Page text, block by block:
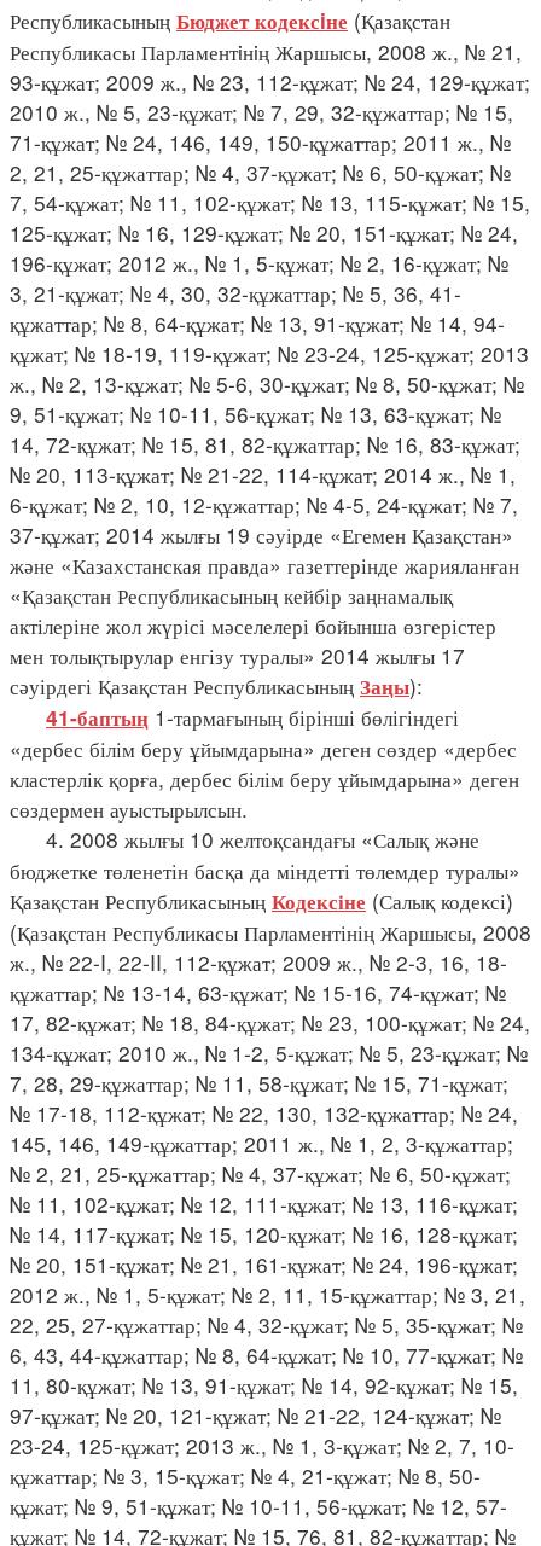
Республикасының Бюджет кодексiне (Қазақстан
Республикасы Парламентiнiң Жаршысы, 2008 ж., № 21,
93-құжат; 2009 ж., № 23, 112-құжат; № 24, 129-құжат;
2010 ж., № 5, 23-құжат; № 7, 29, 32-құжаттар; № 15,
71-құжат; № 24, 146, 149, 150-құжаттар; 2011 ж., №
2, 21, 25-құжаттар; № 4, 37-құжат; № 6, 50-құжат; №
7, 54-құжат; № 11, 102-құжат; № 13, 115-құжат; № 15,
125-құжат; № 16, 129-құжат; № 20, 151-құжат; № 24,
196-құжат; 2012 ж., № 1, 5-құжат; № 2, 16-құжат; №
3, 21-құжат; № 4, 30, 32-құжаттар; № 5, 36, 41-
құжаттар; № 8, 64-құжат; № 13, 91-құжат; № 14, 94-
құжат; № 18-19, 119-құжат; № 23-24, 125-құжат; 2013
ж., № 2, 13-құжат; № 5-6, 30-құжат; № 8, 50-құжат; №
9, 51-құжат; № 10-11, 56-құжат; № 13, 63-құжат; №
14, 72-құжат; № 15, 81, 82-құжаттар; № 16, 83-құжат;
№ 20, 113-құжат; № 21-22, 114-құжат; 2014 ж., № 1,
6-құжат; № 2, 10, 12-құжаттар; № 4-5, 24-құжат; № 7,
37-құжат; 2014 жылғы 19 сәуірде «Егемен Қазақстан»
және «Казахстанская правда» газеттерінде жарияланған
«Қазақстан Республикасының кейбір заңнамалық
актілеріне жол жүрісі мәселелері бойынша өзгерістер
мен толықтырулар енгізу туралы» 2014 жылғы 17
сәуірдегі Қазақстан Республикасының Заңы):
41-баптың 1-тармағының бірінші бөлігіндегі
«дербес білім беру ұйымдарына» деген сөздер «дербес
кластерлік қорға, дербес білім беру ұйымдарына» деген
сөздермен ауыстырылсын.
4. 2008 жылғы 10 желтоқсандағы «Салық және
бюджетке төленетін басқа да міндетті төлемдер туралы»
Қазақстан Республикасының Кодексіне (Салық кодексі)
(Қазақстан Республикасы Парламентінің Жаршысы, 2008
ж., № 22-I, 22-II, 112-құжат; 2009 ж., № 2-3, 16, 18-
құжаттар; № 13-14, 63-құжат; № 15-16, 74-құжат; №
17, 82-құжат; № 18, 84-құжат; № 23, 100-құжат; № 24,
134-құжат; 2010 ж., № 1-2, 5-құжат; № 5, 23-құжат; №
7, 28, 29-құжаттар; № 11, 58-құжат; № 15, 71-құжат;
№ 17-18, 112-құжат; № 22, 130, 132-құжаттар; № 24,
145, 146, 149-құжаттар; 2011 ж., № 1, 2, 3-құжаттар;
№ 2, 21, 25-құжаттар; № 4, 37-құжат; № 6, 50-құжат;
№ 11, 102-құжат; № 12, 111-құжат; № 13, 116-құжат;
№ 14, 117-құжат; № 15, 120-құжат; № 16, 128-құжат;
№ 20, 151-құжат; № 21, 161-құжат; № 24, 196-құжат;
2012 ж., № 1, 5-құжат; № 2, 11, 15-құжаттар; № 3, 21,
22, 25, 27-құжаттар; № 4, 32-құжат; № 5, 35-құжат; №
6, 43, 44-құжаттар; № 8, 64-құжат; № 10, 77-құжат; №
11, 80-құжат; № 13, 91-құжат; № 14, 92-құжат; № 15,
97-құжат; № 20, 121-құжат; № 21-22, 124-құжат; №
23-24, 125-құжат; 2013 ж., № 1, 3-құжат; № 2, 7, 10-
құжаттар; № 3, 15-құжат; № 4, 21-құжат; № 8, 50-
құжат; № 9, 51-құжат; № 10-11, 56-құжат; № 12, 57-
құжат; № 14, 72-құжат; № 15, 76, 81, 82-құжаттар; №